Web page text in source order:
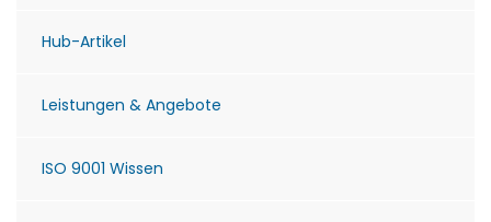
Hub-Artikel
Leistungen & Angebote
ISO 9001 Wissen